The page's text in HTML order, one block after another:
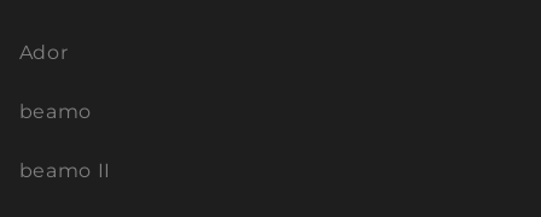
Ador
beamo
beamo II